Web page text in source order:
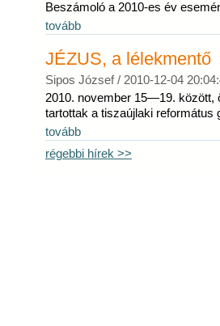
Beszámoló a 2010-es év
tovább
JÉZUS, a lélekmentő
Sipos József / 2010-12-04
2010. november 15—19. között,
tartottak a tiszaújlaki református
tovább
régebbi hírek >>